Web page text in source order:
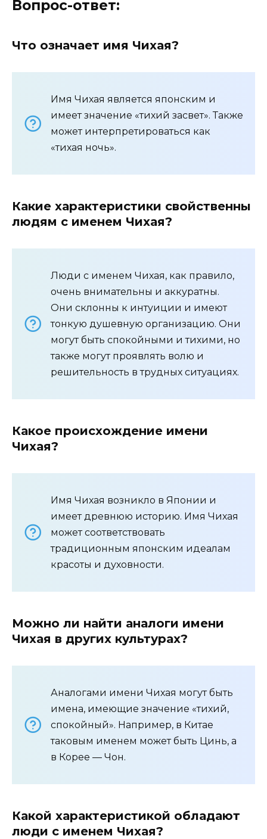
Вопрос-ответ:
Что означает имя Чихая?
Имя Чихая является японским и
имеет значение «тихий засвет». Также
может интерпретироваться как
«тихая ночь».
Какие характеристики свойственны
людям с именем Чихая?
Люди с именем Чихая, как правило,
очень внимательны и аккуратны.
Они склонны к интуиции и имеют
тонкую душевную организацию. Они
могут быть спокойными и тихими, но
также могут проявлять волю и
решительность в трудных ситуациях.
Какое происхождение имени
Чихая?
Имя Чихая возникло в Японии и
имеет древнюю историю. Имя Чихая
может соответствовать
традиционным японским идеалам
красоты и духовности.
Можно ли найти аналоги имени
Чихая в других культурах?
Аналогами имени Чихая могут быть
имена, имеющие значение «тихий,
спокойный». Например, в Китае
таковым именем может быть Цинь, а
в Корее — Чон.
Какой характеристикой обладают
люди с именем Чихая?